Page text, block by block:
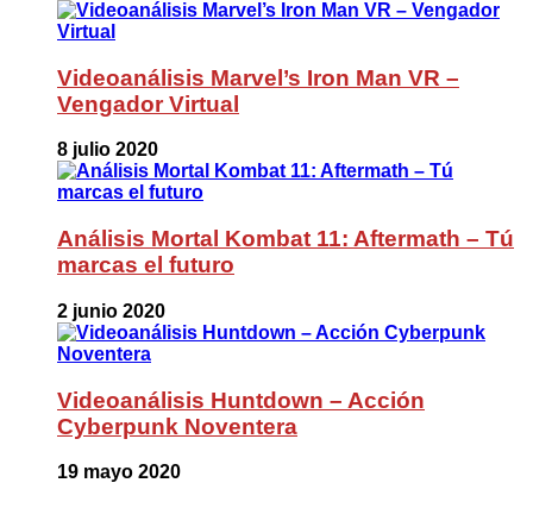
Videoanálisis Marvel’s Iron Man VR –
Vengador Virtual
8 julio 2020
Análisis Mortal Kombat 11: Aftermath – Tú
marcas el futuro
2 junio 2020
Videoanálisis Huntdown – Acción
Cyberpunk Noventera
19 mayo 2020